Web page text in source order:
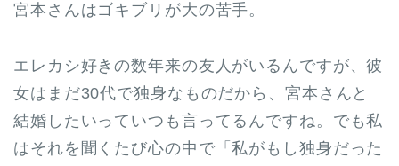
宮本さんはゴキブリが大の苦手。
エレカシ好きの数年来の友人がいるんですが、彼
女はまだ30代で独身なものだから、宮本さんと
結婚したいっていつも言ってるんですね。でも私
はそれを聞くたび心の中で「私がもし独身だった